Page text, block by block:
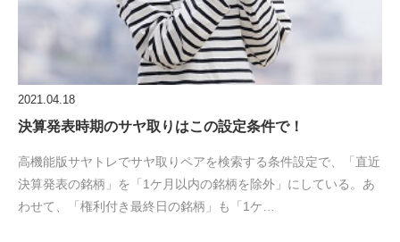
2021.04.18
決算発表時期のサヤ取りはこの設定条件で！
高機能版サヤトレでサヤ取りペアを検索する条件設定で、「直近
決算発表の銘柄」を「1ケ月以内の銘柄を除外」にしている。あ
わせて、「権利付き最終日の銘柄」も「1ケ…